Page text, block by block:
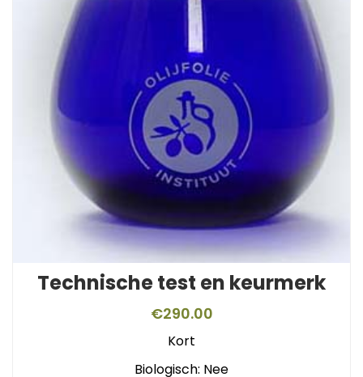
Technische test en keurmerk
€290.00
Kort
Biologisch: Nee